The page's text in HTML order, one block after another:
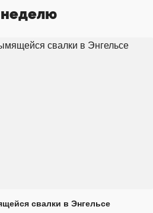
неделю
свалки в Энгельсе